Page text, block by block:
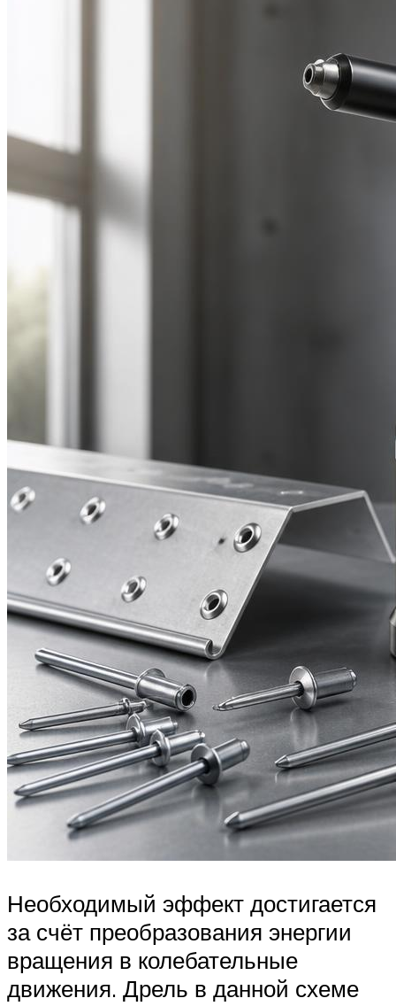
Необходимый эффект достигается
за счёт преобразования энергии
вращения в колебательные
движения. Дрель в данной схеме